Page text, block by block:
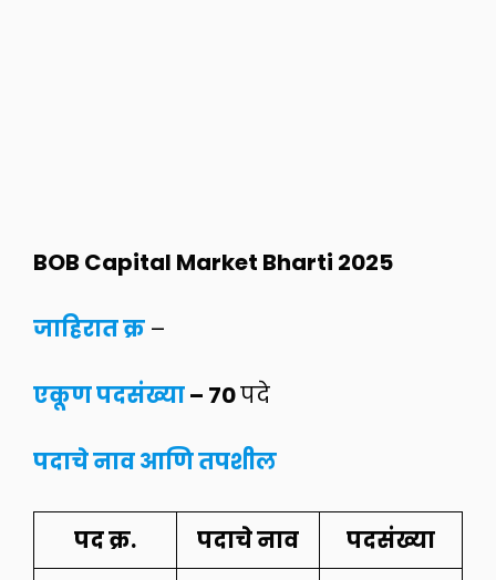
BOB Capital Market Bharti 2025
जाहिरात क्र –
एकूण पदसंख्या– 70पदे
पदाचे नाव आणि तपशील
पद क्र. पदाचे नाव पदसंख्या